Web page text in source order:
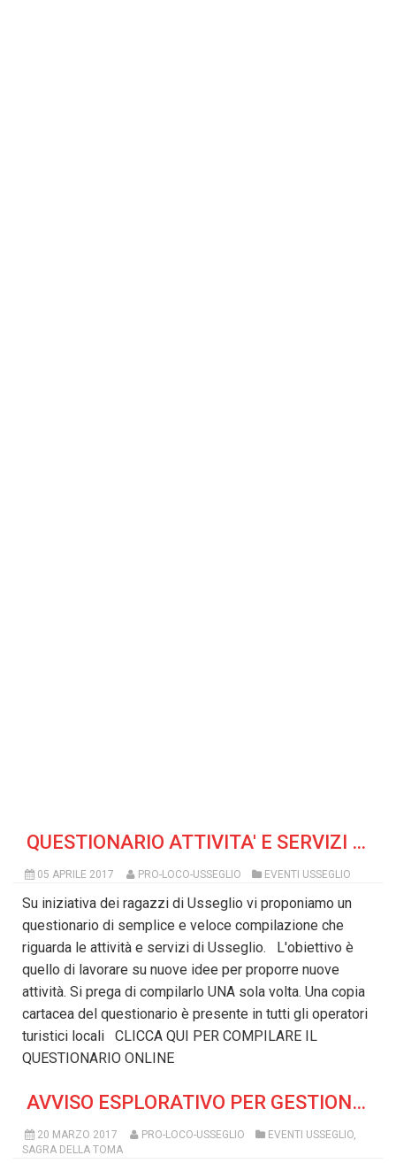
QUESTIONARIO ATTIVITA' E SERVIZI - USSEGLIO
05 APRILE 2017 PRO-LOCO-USSEGLIO EVENTI USSEGLIO
Su iniziativa dei ragazzi di Usseglio vi proponiamo un
questionario di semplice e veloce compilazione che
riguarda le attività e servizi di Usseglio. L'obiettivo è
quello di lavorare su nuove idee per proporre nuove
attività. Si prega di compilarlo UNA sola volta. Una copia
cartacea del questionario è presente in tutti gli operatori
turistici locali CLICCA QUI PER COMPILARE IL
QUESTIONARIO ONLINE
AVVISO ESPLORATIVO PER GESTIONE MOSTRA REGIONALE DELLA TOMA DI LANZO
20 MARZO 2017 PRO-LOCO-USSEGLIO EVENTI USSEGLIO,
SAGRA DELLA TOMA